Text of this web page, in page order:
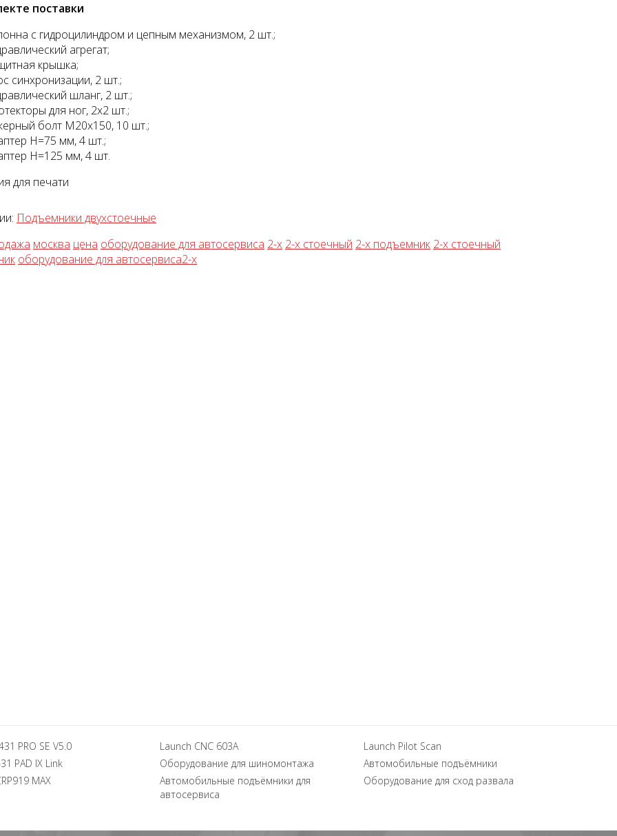
комплект
мультимарочный сканер
Launch Pilot Scan
поставки
с гидроцилиндром и цепным механизмом, 2 шт.;
агрегат;
крышка;
синхронизации, 2 шт.;
шланг, 2 шт.;
для ног, 2х2 шт.;
болт M20х150, 10 шт.;
H=75 мм, 4 шт.;
H=125 мм, 4 шт.
для печати
Подъемники двухстоечные
москва цена оборудование для автосервиса 2-х 2-х стоечный 2-х подъемник 2-х стоечный
оборудование для автосервиса2-х
PRO SE V5.0 Launch CNC 603A
Launch Pilot Scan
PAD IX Link Оборудование для шиномонтажа
Автомобильные подъёмники
MAX
Автомобильные подъёмники для
автосервиса
Оборудование для сход развала